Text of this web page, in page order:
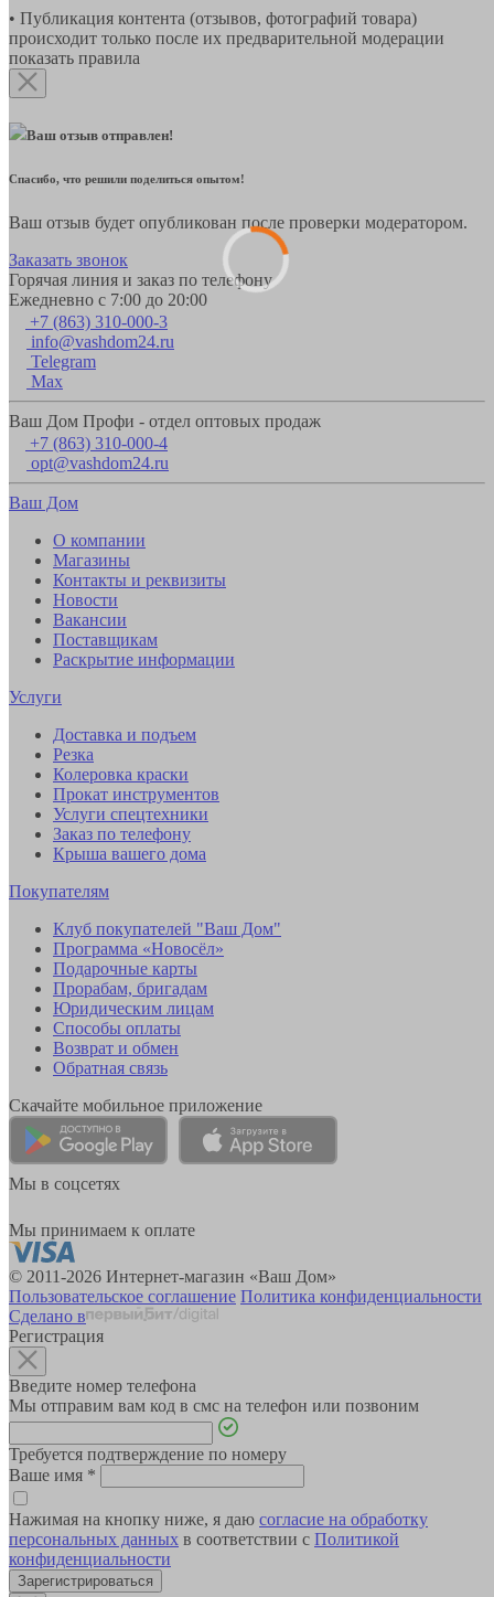
• Публикация контента (отзывов, фотографий товара)
происходит только после их предварительной модерации
показать правила
Ваш отзыв отправлен!
Спасибо, что решили поделиться опытом!
Ваш отзыв будет опубликован после проверки модератором.
Заказать звонок
Горячая линия и заказ по телефону
Ежедневно с 7:00 до 20:00
+7 (863) 310-000-3
info@vashdom24.ru
Telegram
Max
Ваш Дом Профи - отдел оптовых продаж
+7 (863) 310-000-4
opt@vashdom24.ru
Ваш Дом
О компании
Магазины
Контакты и реквизиты
Новости
Вакансии
Поставщикам
Раскрытие информации
Услуги
Доставка и подъем
Резка
Колеровка краски
Прокат инструментов
Услуги спецтехники
Заказ по телефону
Крыша вашего дома
Покупателям
Клуб покупателей "Ваш Дом"
Программа «Новосёл»
Подарочные карты
Прорабам, бригадам
Юридическим лицам
Способы оплаты
Возврат и обмен
Обратная связь
Скачайте мобильное приложение
Мы в соцсетях
Мы принимаем к оплате
© 2011-2026 Интернет-магазин «Ваш Дом»
Пользовательское соглашение Политика конфиденциальности
Сделано в
Регистрация
Введите номер телефона
Мы отправим вам код в смс на телефон или позвоним
Требуется подтверждение по номеру
Ваше имя *
Нажимая на кнопку ниже, я даю согласие на обработку
персональных данных в соответствии с Политикой
конфиденциальности
Зарегистрироваться